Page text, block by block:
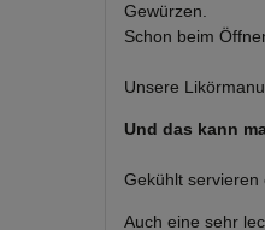
Gewürzen.
Schon beim
Unsere
Und das kann
Gekühlt servieren
Auch eine sehr